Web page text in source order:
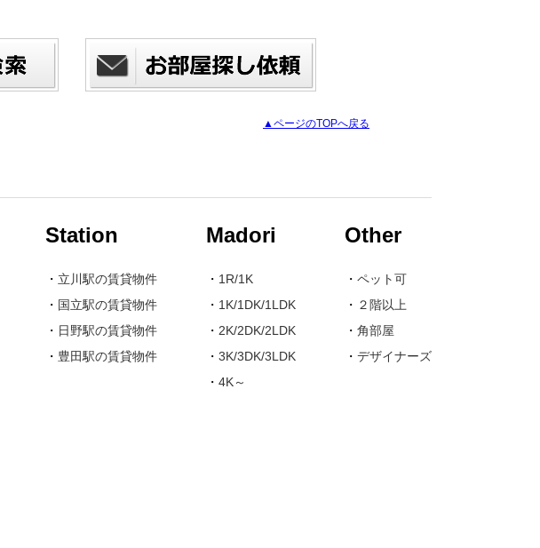
▲ページのTOPへ戻る
Station
・ 立川駅の賃貸物件
・ 国立駅の賃貸物件
・ 日野駅の賃貸物件
・ 豊田駅の賃貸物件
Madori
・ 1R/1K
・ 1K/1DK/1LDK
・ 2K/2DK/2LDK
・ 3K/3DK/3LDK
・ 4K～
Other
・ ペット可
・ ２階以上
・ 角部屋
・ デザイナーズ